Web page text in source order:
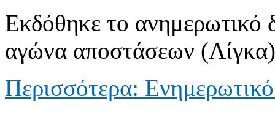
Εκδόθηκε το ανημερωτικό
αγώνα αποστάσεων
Περισσότερα: